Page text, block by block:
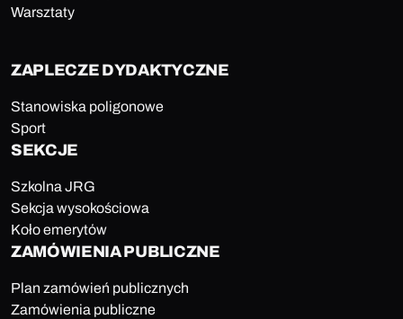
Warsztaty
ZAPLECZE DYDAKTYCZNE
Stanowiska poligonowe
Sport
SEKCJE
Szkolna JRG
Sekcja wysokościowa
Koło emerytów
ZAMÓWIENIA PUBLICZNE
Plan zamówień publicznych
Zamówienia publiczne